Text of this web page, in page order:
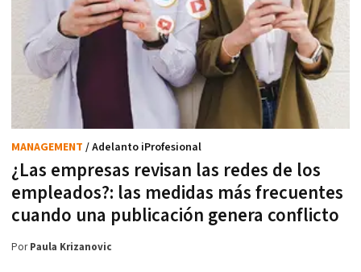
¿Las empresas revisan las redes de los
empleados?: las medidas más frecuentes
cuando una publicación genera conflicto
MANAGEMENT / Adelanto iProfesional
PorPaula Krizanovic